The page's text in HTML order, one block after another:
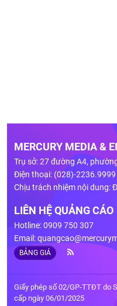
MERCURY MEDIA &
Trụ sở: 27 đường A4,
Điện thoại: (028)-
Chịu trách nhiệm nội dung:
LIÊN HỆ QUẢNG CÁO
Hotline: 0909 750 307
Email:
BẢNG GIÁ
Giấy phép số 02/GP-TTĐT do
cấp ngày 06/01/2025